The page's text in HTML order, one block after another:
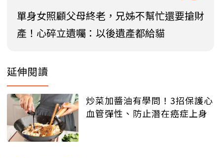
單身女照顧父母終老，兄姊不幫忙還要搶財
產！心碎立遺囑：以後遺產都給貓
延伸閱讀
炒菜加醬油有學問！3招保護心
血管彈性、防止潛在癌症上身